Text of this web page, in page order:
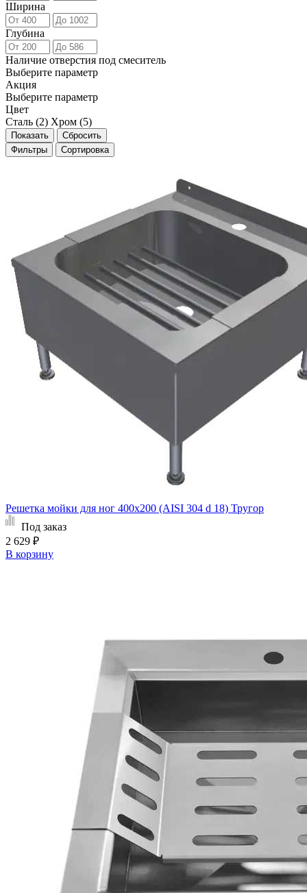
Ширина
Глубина
Наличие отверстия под смеситель
Выберите параметр
Акция
Выберите параметр
Цвет
Сталь (2) Хром (5)
Фильтры Сортировка
Решетка мойки для ног 400х200 (AISI 304 d 18) Тругор
Под заказ
2 629 ₽
В корзину